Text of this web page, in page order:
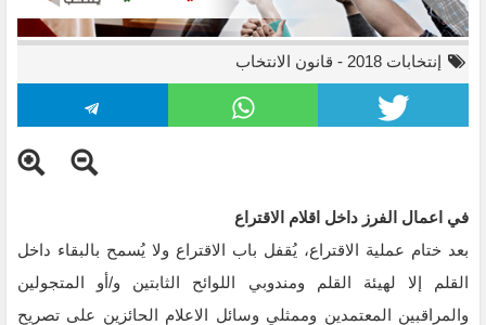
إنتخابات 2018 - قانون الانتخاب
في اعمال الفرز داخل اقلام الاقتراع
بعد ختام عملية الاقتراع، يُقفل باب الاقتراع ولا يُسمح بالبقاء داخل
القلم إلا لهيئة القلم ومندوبي اللوائح الثابتين و/أو المتجولين
والمراقبين المعتمدين وممثلي وسائل الاعلام الحائزين على تصريح